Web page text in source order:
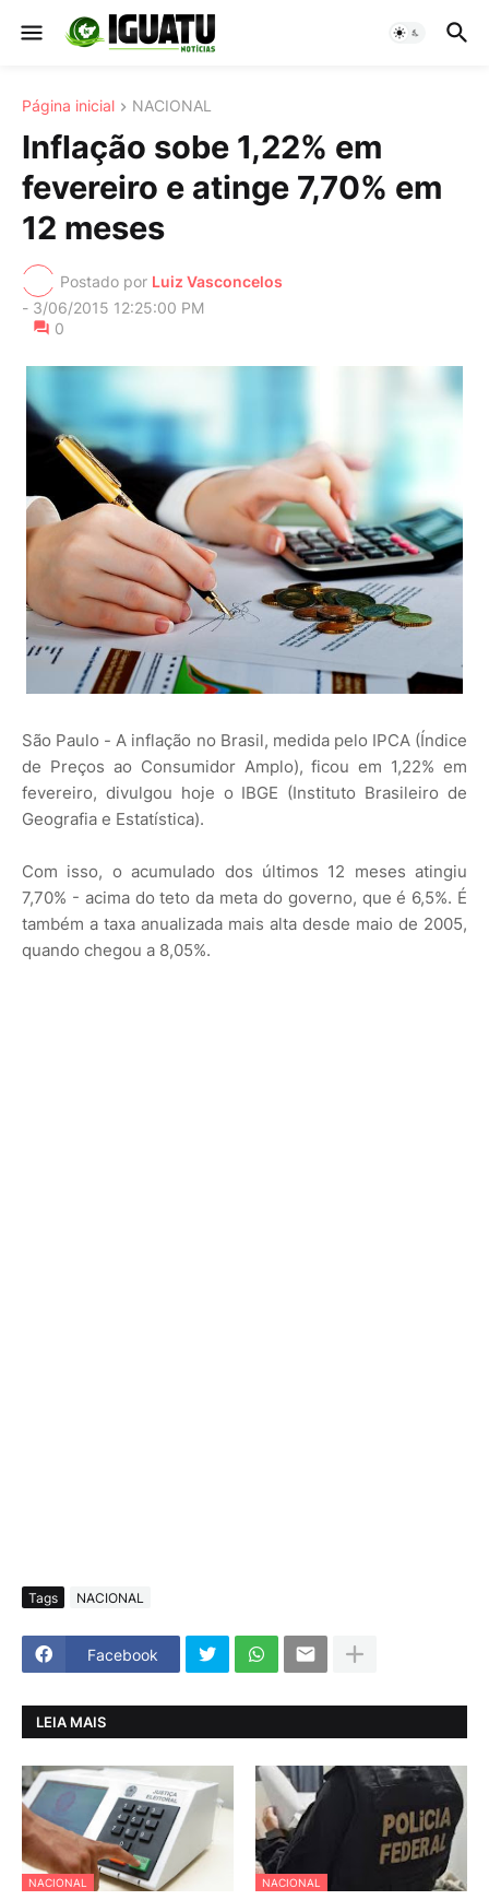
Página inicial NACIONAL
Inflação sobe 1,22% em
fevereiro e atinge 7,70% em
12 meses
Postado por Luiz Vasconcelos
- 3/06/2015 12:25:00 PM
0
São Paulo - A inflação no Brasil, medida pelo IPCA (Índice
de Preços ao Consumidor Amplo), ficou em 1,22% em
fevereiro, divulgou hoje o IBGE (Instituto Brasileiro de
Geografia e Estatística).
Com isso, o acumulado dos últimos 12 meses atingiu
7,70% - acima do teto da meta do governo, que é 6,5%. É
também a taxa anualizada mais alta desde maio de 2005,
quando chegou a 8,05%.
Tags NACIONAL
Facebook
LEIA MAIS
NACIONAL NACIONAL